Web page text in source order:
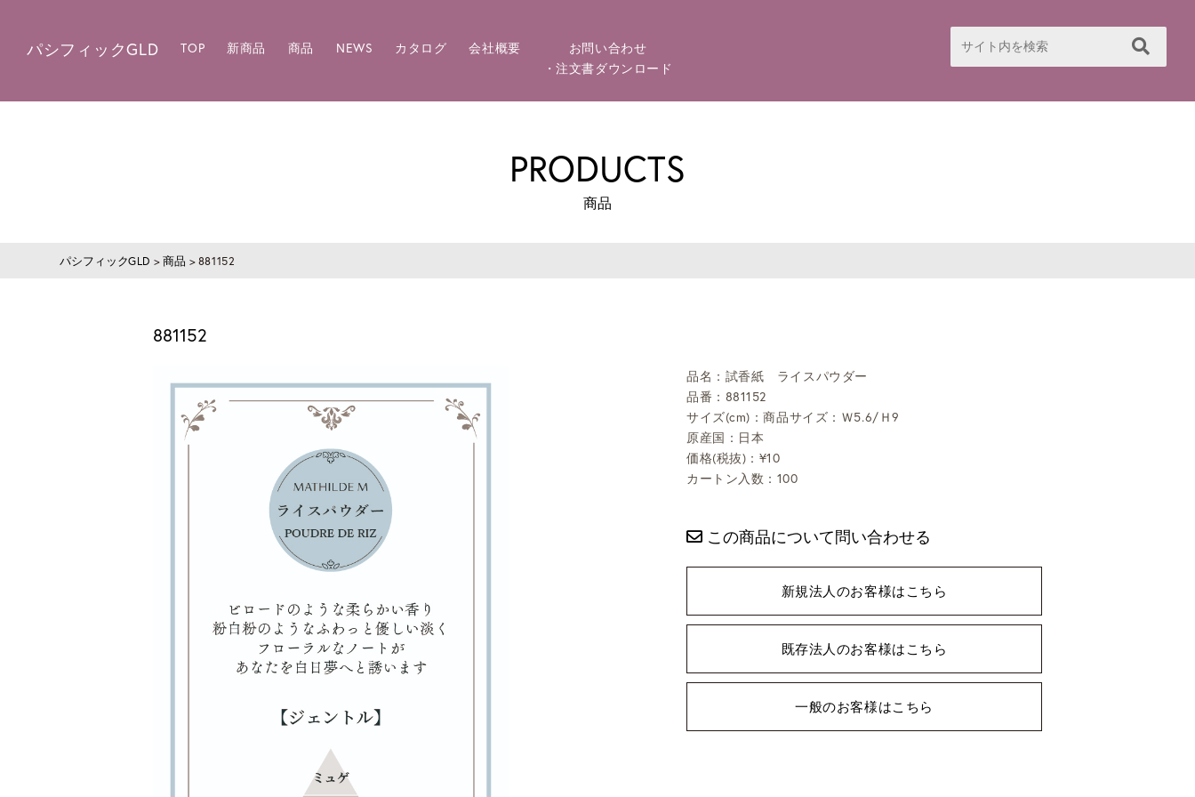
パシフィックGLD TOP 新商品 商品 NEWS カタログ 会社概要
お問い合わせ
・注文書ダウンロード
PRODUCTS
商品
パシフィックGLD >商品 >881152
881152
品名：試香紙 ライスパウダー
品番：881152
サイズ(cm)：商品サイズ：Ｗ5.6/Ｈ9
原産国：日本
価格(税抜)：¥10
カートン入数：100
この商品について問い合わせる
新規法人のお客様はこちら
既存法人のお客様はこちら
一般のお客様はこちら